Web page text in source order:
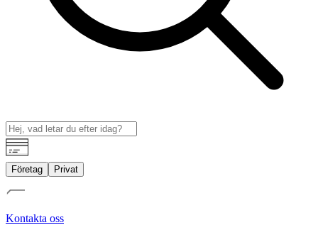
Företag Privat
Kontakta oss